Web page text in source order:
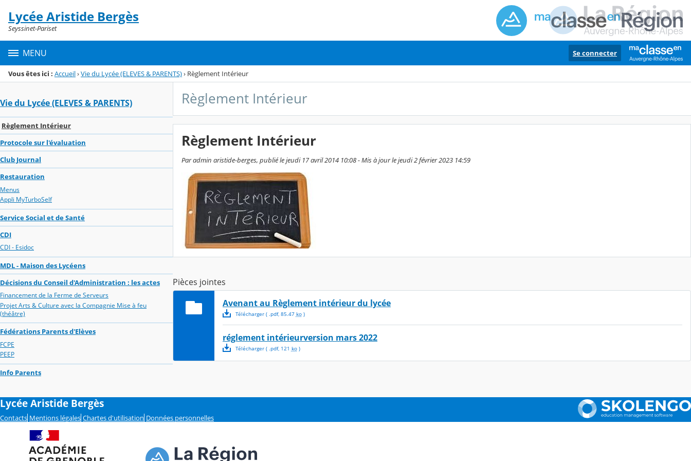
Menu de la rubrique
Contenu
Lycée Aristide Bergès
Seyssinet-Pariset
MENU Se connecter
Vous êtes ici : Accueil›Vie du Lycée (ELEVES & PARENTS)› Règlement Intérieur
Vie du Lycée (ELEVES & PARENTS)
Règlement Intérieur
Protocole sur l'évaluation
Club Journal
Restauration
Menus
Appli MyTurboSelf
Service Social et de Santé
CDI
CDI - Esidoc
MDL - Maison des Lycéens
Décisions du Conseil d'Administration : les actes
Financement de la Ferme de Serveurs
Projet Arts & Culture avec la Compagnie Mise à feu
(théâtre)
Fédérations Parents d'Elèves
FCPE
PEEP
Info Parents
Règlement Intérieur
Règlement Intérieur
Par admin aristide-berges, publié le jeudi 17 avril 2014 10:08 - Mis à jour le jeudi 2 février 2023 14:59
Pièces jointes
Avenant au Règlement intérieur du lycée
Télécharger( .pdf, 85.47 ko)
réglement intérieurversion mars 2022
Télécharger( .pdf, 121 ko)
Lycée Aristide Bergès
Contacts Mentions légales Chartes d'utilisation Données personnelles